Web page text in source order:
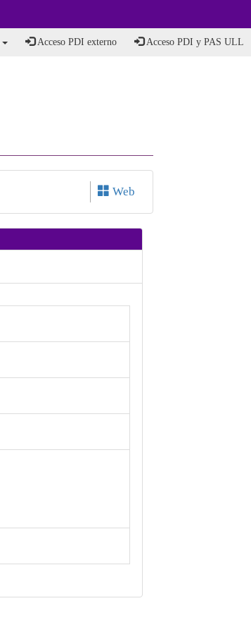
Acceso PDI externo Acceso PDI y PAS ULL
Web